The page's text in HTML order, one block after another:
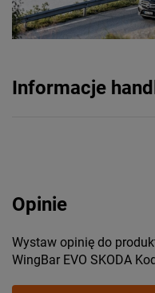
Informacje
Opinie
Wystaw opinię do
WingBar EVO SKODA